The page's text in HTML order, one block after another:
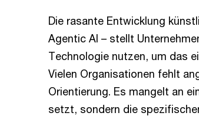
Die rasante Entwicklung
Agentic AI – stellt
Technologie nutzen, um das
Vielen Organisationen fehlt
Orientierung. Es mangelt an
setzt, sondern die